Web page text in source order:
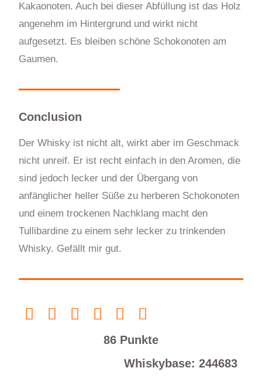
Kakaonoten. Auch bei dieser Abfüllung ist das Holz
angenehm im Hintergrund und wirkt nicht
aufgesetzt. Es bleiben schöne Schokonoten am
Gaumen.
Conclusion
Der Whisky ist nicht alt, wirkt aber im Geschmack
nicht unreif. Er ist recht einfach in den Aromen, die
sind jedoch lecker und der Übergang von
anfänglicher heller Süße zu herberen Schokonoten
und einem trockenen Nachklang macht den
Tullibardine zu einem sehr lecker zu trinkenden
Whisky. Gefällt mir gut.
86 Punkte
Whiskybase: 244683